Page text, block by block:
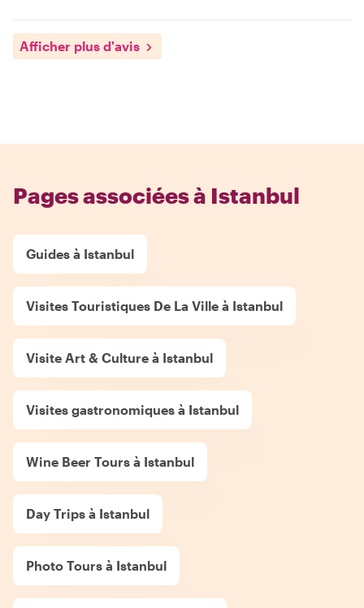
Afficher plus d'avis
Pages associées à Istanbul
Guides à Istanbul
Visites Touristiques De La Ville à Istanbul
Visite Art & Culture à Istanbul
Visites gastronomiques à Istanbul
Wine Beer Tours à Istanbul
Day Trips à Istanbul
Photo Tours à Istanbul